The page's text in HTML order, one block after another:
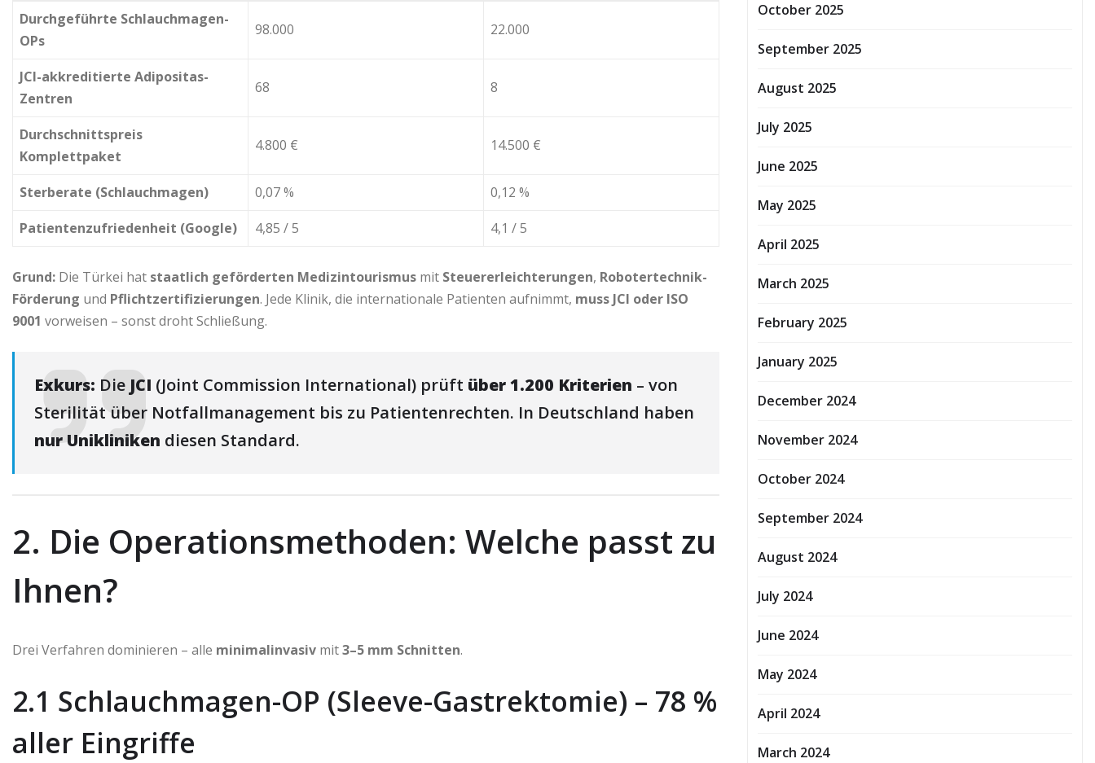
Durchgeführte Schlauchmagen-
OPs
98.000 22.000
JCI-akkreditierte Adipositas-
Zentren
68 8
Durchschnittspreis
Komplettpaket
4.800 € 14.500 €
Sterberate (Schlauchmagen) 0,07 %
0,12 %
Patientenzufriedenheit (Google)
4,85 / 5 4,1 / 5
Grund: Die Türkei hat staatlich geförderten Medizintourismus mit Steuererleichterungen, Robotertechnik-
Förderung und Pflichtzertifizierungen. Jede Klinik, die internationale Patienten aufnimmt, muss JCI oder ISO
9001 vorweisen – sonst droht Schließung.
Exkurs: Die JCI (Joint Commission International) prüft über 1.200 Kriterien – von
Sterilität über Notfallmanagement bis zu Patientenrechten. In Deutschland haben
nur Unikliniken diesen Standard.
2. Die Operationsmethoden: Welche passt zu
Ihnen?
Drei Verfahren dominieren – alle minimalinvasiv mit3–5 mm Schnitten.
2.1 Schlauchmagen-OP (Sleeve-Gastrektomie) – 78 %
aller Eingriffe
October 2025
September 2025
August 2025
July 2025
June 2025
May 2025
April 2025
March 2025
February 2025
January 2025
December 2024
November 2024
October 2024
September 2024
August 2024
July 2024
June 2024
May 2024
April 2024
March 2024